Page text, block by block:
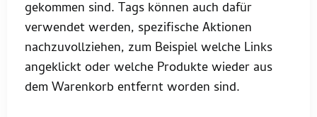
gekommen sind. Tags können auch dafür
verwendet werden, spezifische Aktionen
nachzuvollziehen, zum Beispiel welche Links
angeklickt oder welche Produkte wieder aus
dem Warenkorb entfernt worden sind.